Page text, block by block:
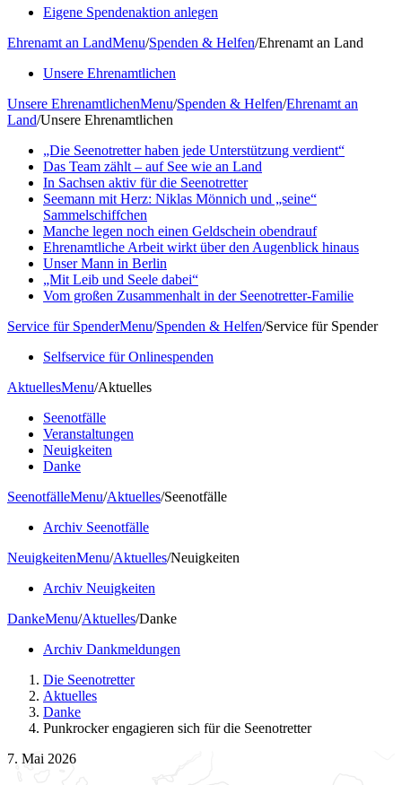
Eigene Spendenaktion anlegen
Ehrenamt an LandMenu/Spenden & Helfen/Ehrenamt an Land
Unsere Ehrenamtlichen
Unsere EhrenamtlichenMenu/Spenden & Helfen/Ehrenamt an
Land/Unsere Ehrenamtlichen
„Die Seenotretter haben jede Unterstützung verdient“
Das Team zählt – auf See wie an Land
In Sachsen aktiv für die Seenotretter
Seemann mit Herz: Niklas Mönnich und „seine“
Sammelschiffchen
Manche legen noch einen Geldschein obendrauf
Ehrenamtliche Arbeit wirkt über den Augenblick hinaus
Unser Mann in Berlin
„Mit Leib und Seele dabei“
Vom großen Zusammenhalt in der Seenotretter-Familie
Service für SpenderMenu/Spenden & Helfen/Service für Spender
Selfservice für Onlinespenden
AktuellesMenu/Aktuelles
Seenotfälle
Veranstaltungen
Neuigkeiten
Danke
SeenotfälleMenu/Aktuelles/Seenotfälle
Archiv Seenotfälle
NeuigkeitenMenu/Aktuelles/Neuigkeiten
Archiv Neuigkeiten
DankeMenu/Aktuelles/Danke
Archiv Dankmeldungen
Die Seenotretter
Aktuelles
Danke
Punkrocker engagieren sich für die Seenotretter
7. Mai 2026